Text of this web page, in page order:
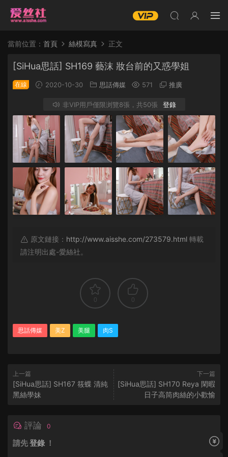
當前位置： 首頁 絲模寫真 正文
[SiHua思話] SH169 藝沫 妝台前的又惑學姐
在線 2020-10-30 思話傳媒 571 推廣
非VIP用戶僅限浏覽8張，共50張 登錄
原文鏈接： http://www.aisshe.com/273579.html 轉載
請注明出處-愛絲社。
0 0
思話傳媒 美Z 美腿 肉S
上一篇
[SiHua思話] SH167 筱蝶 清純
黑絲學妹
下一篇
[SiHua思話] SH170 Reya 閑暇
日子高筒肉絲的小歡愉
評論 0
請先登錄 ！